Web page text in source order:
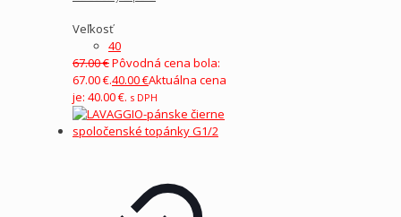
Veľkosť
40
67.00€Pôvodná cena bola:
67.00 €.40.00€Aktuálna cena
je: 40.00 €. s DPH